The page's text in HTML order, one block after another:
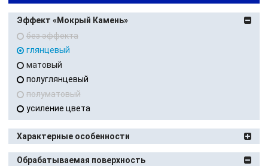
Эффект «Мокрый Камень»
без эффекта
глянцевый
матовый
полуглянцевый
полуматовый
усиление цвета
Характерные особенности
Обрабатываемая поверхность